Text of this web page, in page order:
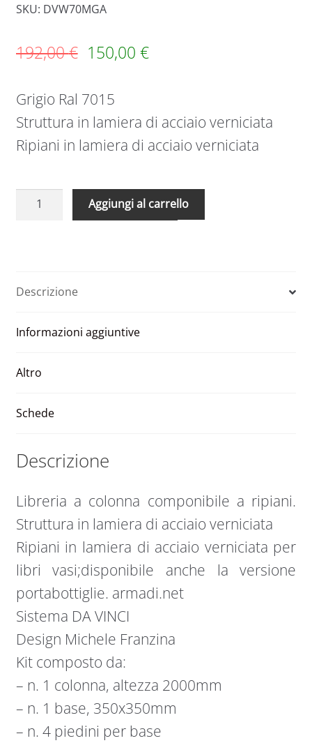
SKU: DVW70MGA
192,00€ 150,00€
Grigio Ral 7015
Struttura in lamiera di acciaio verniciata
Ripiani in lamiera di acciaio verniciata
Elemento
150
DaVinci
parete
quantità
Aggiungi al carrello
Descrizione
Informazioni aggiuntive
Altro
Schede
Descrizione
Libreria a colonna componibile a ripiani.
Struttura in lamiera di acciaio verniciata
Ripiani in lamiera di acciaio verniciata per
libri vasi;disponibile anche la versione
portabottiglie. armadi.net
Sistema DA VINCI
Design Michele Franzina
Kit composto da:
– n. 1 colonna, altezza 2000mm
– n. 1 base, 350x350mm
– n. 4 piedini per base